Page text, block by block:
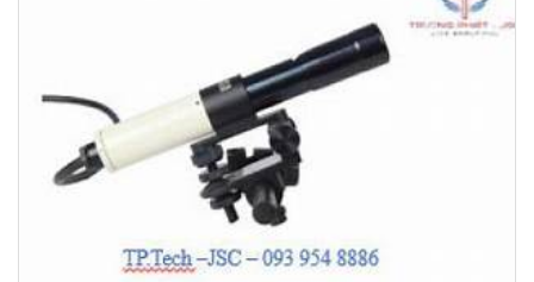
Thiết bị khí nén
Thiết bị thủy lực
Thiết bị an toàn
DỰ ÁN